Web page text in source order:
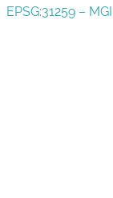
EPSG:31259 –